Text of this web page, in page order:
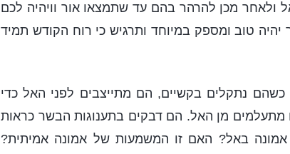
ולאחר מכן להרהר בהם עד שתמצאו אור וויהיה לכם
טוב ומספק במיוחד ותרגיש כי רוח הקודש תמיד
נתקלים בקשיים, הם מתייצבים לפני האל כדי
מן האל. הם דבקים בתענוגות הבשר כראות
אמונה באל? האם זו המשמעות של אמונה אמיתית?